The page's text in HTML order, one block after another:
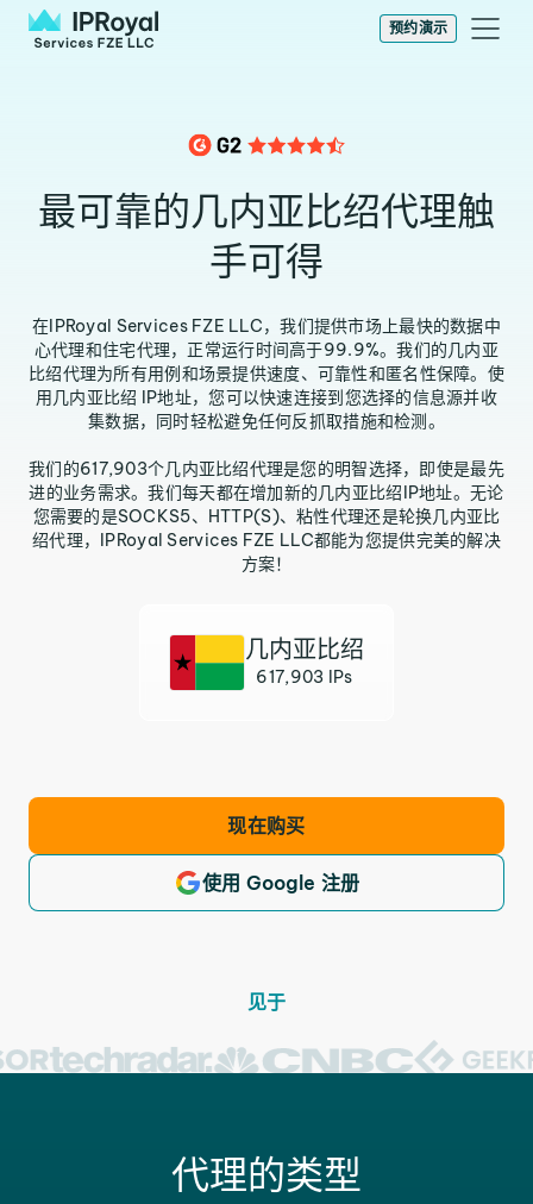
预约演示
最可靠的几内亚比绍代理触
手可得
在IPRoyal Services FZE LLC，我们提供市场上最快的数据中
心代理和住宅代理，正常运行时间高于99.9%。我们的几内亚
比绍代理为所有用例和场景提供速度、可靠性和匿名性保障。使
用几内亚比绍 IP地址，您可以快速连接到您选择的信息源并收
集数据，同时轻松避免任何反抓取措施和检测。
我们的617,903个几内亚比绍代理是您的明智选择，即使是最先
进的业务需求。我们每天都在增加新的几内亚比绍IP地址。无论
您需要的是SOCKS5、HTTP(S)、粘性代理还是轮换几内亚比
绍代理，IPRoyal Services FZE LLC都能为您提供完美的解决
方案！
几内亚比绍
617,903 IPs
现在购买
使用 Google 注册
见于
代理的类型